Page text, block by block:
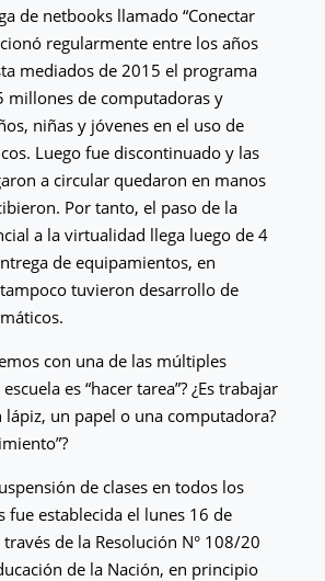
de netbooks llamado “Conectar
regularmente entre los años
mediados de 2015 el programa
millones de computadoras y
niñas y jóvenes en el uso de
Luego fue discontinuado y las
a circular quedaron en manos
Por tanto, el paso de la
a la virtualidad llega luego de 4
de equipamientos, en
tuvieron desarrollo de
con una de las múltiples
es “hacer tarea”? ¿Es trabajar
un papel o una computadora?
de clases en todos los
fue establecida el lunes 16 de
de la Resolución N° 108/20
de la Nación, en principio